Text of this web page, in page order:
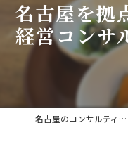
名古屋を拠
経営コンサ
名古屋のコンサルティングなら経営コンサルタント毛利京申